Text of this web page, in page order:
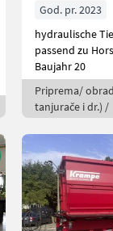
God. pr. 2023
hydraulische
passend zu
Baujahr 20
Priprema/
tanjurače i dr.) /